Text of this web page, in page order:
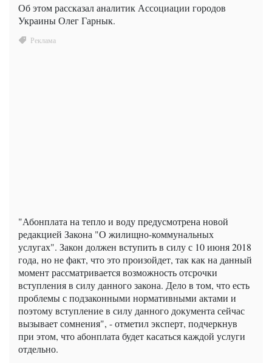
Об этом рассказал аналитик Ассоциации городов
Украины Олег Гарнык.
"Абонплата на тепло и воду предусмотрена новой
редакцией Закона "О жилищно-коммунальных
услугах". Закон должен вступить в силу с 10 июня 2018
года, но не факт, что это произойдет, так как на данный
момент рассматривается возможность отсрочки
вступления в силу данного закона. Дело в том, что есть
проблемы с подзаконными нормативными актами и
поэтому вступление в силу данного документа сейчас
вызывает сомнения", - отметил эксперт, подчеркнув
при этом, что абонплата будет касаться каждой услуги
отдельно.